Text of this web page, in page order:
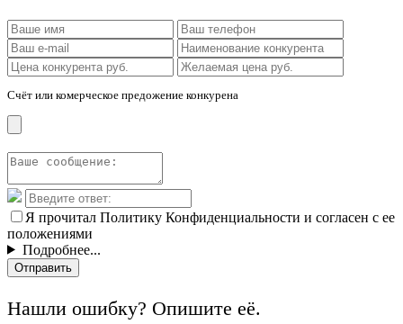
Счёт или комерческое предожение конкурена
Я прочитал Политику Конфиденциальности и согласен с ее
положениями
Подробнее...
Отправить
Нашли ошибку? Опишите её.